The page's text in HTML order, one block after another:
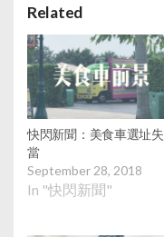
Related
快閃新聞：美食車選址失
當
September 28, 2018
In "快閃新聞"